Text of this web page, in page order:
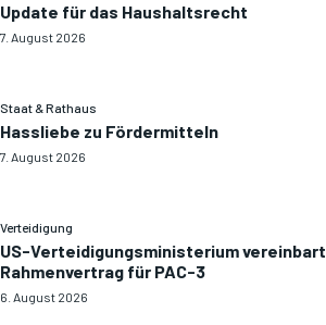
Update für das Haushaltsrecht
7. August 2026
Staat & Rathaus
Hassliebe zu Fördermitteln
7. August 2026
Verteidigung
US-Verteidigungsministerium vereinbart
Rahmenvertrag für PAC-3
6. August 2026